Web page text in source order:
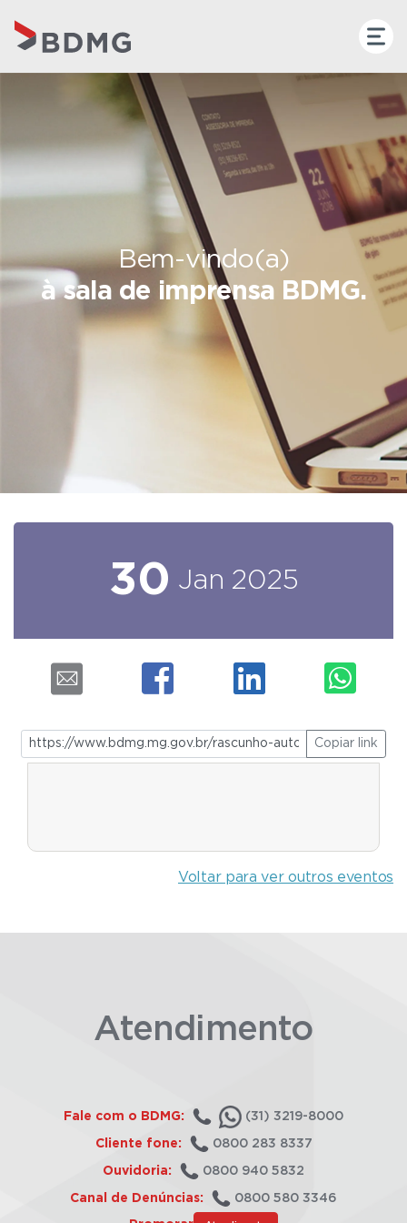
Bem-vindo(a)
à sala de imprensa BDMG.
30 Jan 2025
Copiar link
Voltar para ver outros eventos
Atendimento
Fale com o BDMG: (31) 3219-8000
Cliente fone: 0800 283 8337
Ouvidoria: 0800 940 5832
Canal de Denúncias: 0800 580 3346